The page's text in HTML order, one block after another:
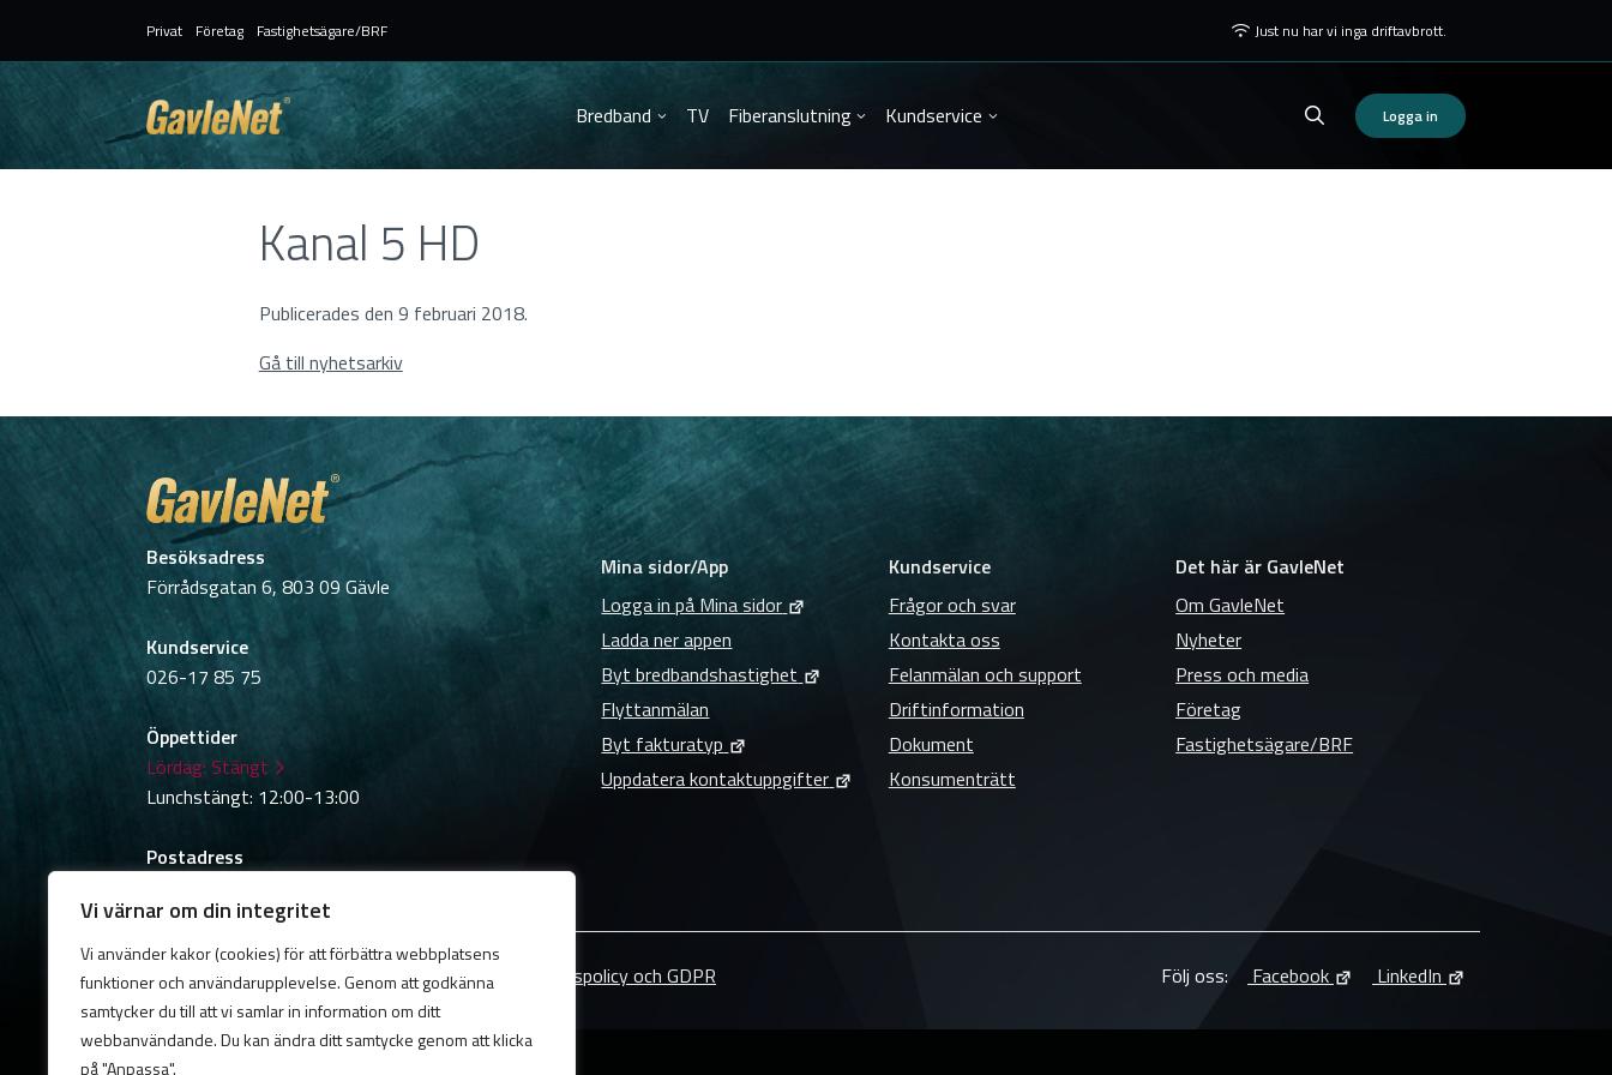
Vi värnar om din integritet
Vi använder kakor (cookies) för att förbättra webbplatsens
funktioner och användarupplevelse. Genom att godkänna
samtycker du till att vi samlar in information om ditt
webbanvändande. Du kan ändra ditt samtycke genom att klicka
på "Anpassa".
Privat Företag Fastighetsägare/BRF Just nu har vi inga driftavbrott.
Bredband TV Fiberanslutning Kundservice Logga in
Kanal 5 HD
Publicerades den 9 februari 2018.
Gå till nyhetsarkiv
Besöksadress
Förrådsgatan 6, 803 09 Gävle
Kundservice
026-17 85 75
Öppettider
Lördag: Stängt
Lunchstängt: 12:00-13:00
Postadress
Mina sidor/App
Logga in på Mina sidor
Ladda ner appen
Byt bredbandshastighet
Flyttanmälan
Byt fakturatyp
Uppdatera kontaktuppgifter
Kundservice
Frågor och svar
Kontakta oss
Felanmälan och support
Driftinformation
Dokument
Konsumenträtt
Det här är GavleNet
Om GavleNet
Nyheter
Press och media
Företag
Fastighetsägare/BRF
© 2026 GavleNet. Samtyckesval Cookies Integritetspolicy och GDPR Följ oss: Facebook LinkedIn